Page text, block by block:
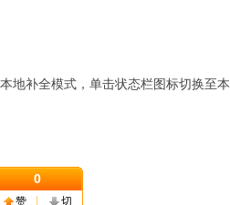
补全模式，单击状态栏图标切换至
0
赞 切